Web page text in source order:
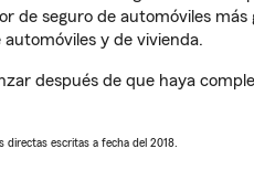
de seguro de automóviles más
y de vivienda.
después de que haya
directas escritas a fecha del 2018.